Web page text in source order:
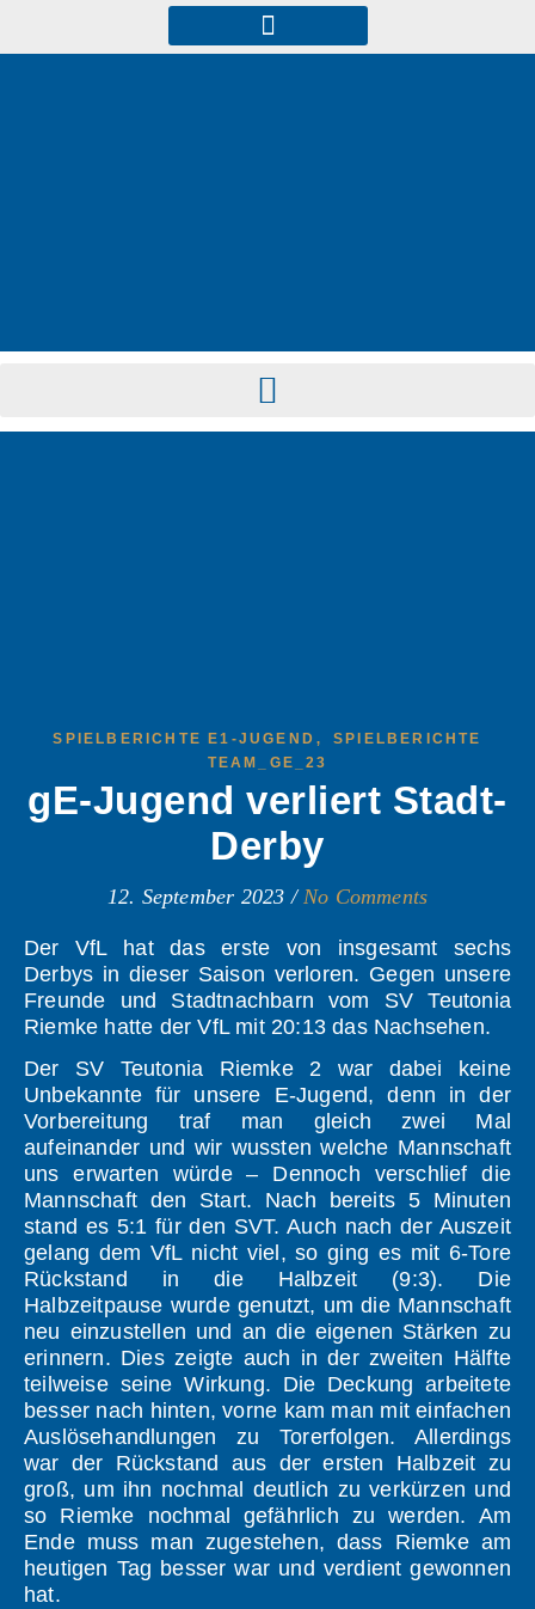
SPIELBERICHTE E1-JUGEND ,
SPIELBERICHTE
TEAM_GE_23
gE-Jugend verliert Stadt-
Derby
12. September 2023 / No Comments
Der VfL hat das erste von insgesamt sechs
Derbys in dieser Saison verloren. Gegen unsere
Freunde und Stadtnachbarn vom SV Teutonia
Riemke hatte der VfL mit 20:13 das Nachsehen.
Der SV Teutonia Riemke 2 war dabei keine
Unbekannte für unsere E-Jugend, denn in der
Vorbereitung traf man gleich zwei Mal
aufeinander und wir wussten welche Mannschaft
uns erwarten würde – Dennoch verschlief die
Mannschaft den Start. Nach bereits 5 Minuten
stand es 5:1 für den SVT. Auch nach der Auszeit
gelang dem VfL nicht viel, so ging es mit 6-Tore
Rückstand in die Halbzeit (9:3). Die
Halbzeitpause wurde genutzt, um die Mannschaft
neu einzustellen und an die eigenen Stärken zu
erinnern. Dies zeigte auch in der zweiten Hälfte
teilweise seine Wirkung. Die Deckung arbeitete
besser nach hinten, vorne kam man mit einfachen
Auslösehandlungen zu Torerfolgen. Allerdings
war der Rückstand aus der ersten Halbzeit zu
groß, um ihn nochmal deutlich zu verkürzen und
so Riemke nochmal gefährlich zu werden. Am
Ende muss man zugestehen, dass Riemke am
heutigen Tag besser war und verdient gewonnen
hat.